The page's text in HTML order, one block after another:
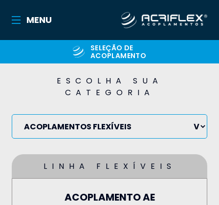
MENU
SELEÇÃO DE
ACOPLAMENTO
ESCOLHA SUA
CATEGORIA
LINHA FLEXÍVEIS
ACOPLAMENTO AE